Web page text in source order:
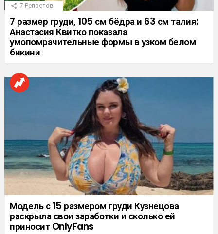
7 Репостов
7 размер груди, 105 см бёдра и 63 см талия:
Анастасия Квитко показала
умопомрачительные формы в узком белом
бикини
Модель с 15 размером груди Кузнецова
раскрыла свои заработки и сколько ей
приносит OnlyFans